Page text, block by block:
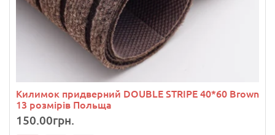
Килимок придверний DOUBLE STRIPE 40*60 Brown
13 розмірів Польща
150.00грн.